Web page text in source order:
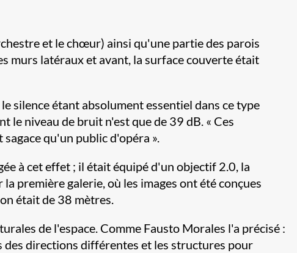
et le chœur) ainsi qu'une partie des parois
murs latéraux et avant, la surface couverte était
silence étant absolument essentiel dans ce type
le niveau de bruit n'est que de 39 dB. « Ces
qu'un public d'opéra ».
à cet effet ; il était équipé d'un objectif 2.0, la
première galerie, où les images ont été conçues
était de 38 mètres.
de l'espace. Comme Fausto Morales l'a précisé :
directions différentes et les structures pour